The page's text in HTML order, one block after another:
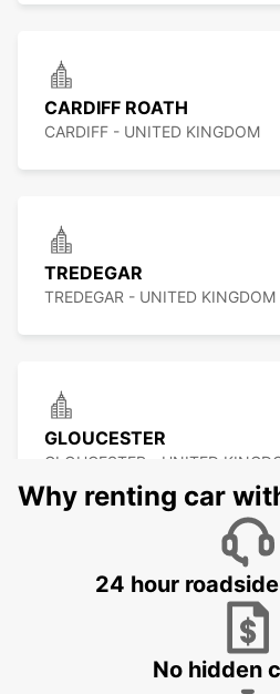
CARDIFF ROATH
CARDIFF - UNITED KINGDOM
TREDEGAR
TREDEGAR - UNITED KINGDOM
GLOUCESTER
GLOUCESTER - UNITED
SWINDON - UNITED KINGDOM
Why renting car
24 hour
No hidden